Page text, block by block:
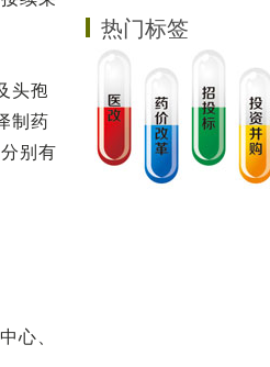
头孢
制药
别有
心、
热门标签